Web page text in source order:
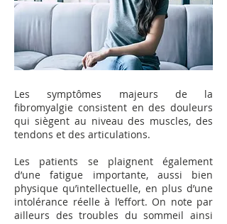
Les symptômes majeurs de la
fibromyalgie consistent en des douleurs
qui siègent au niveau des muscles, des
tendons et des articulations.
Les patients se plaignent également
d’une fatigue importante, aussi bien
physique qu’intellectuelle, en plus d’une
intolérance réelle à l’effort. On note par
ailleurs des troubles du sommeil ainsi